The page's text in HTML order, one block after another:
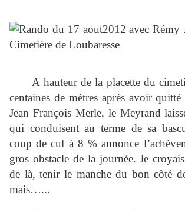
A hauteur de la placette du
centaines de mètres après avoir quitté
Jean François Merle, le Meyrand
qui conduisent au terme de sa
coup de cul à 8 % annonce
gros obstacle de la journée. Je
de là, tenir le manche du bon côté
mais…...